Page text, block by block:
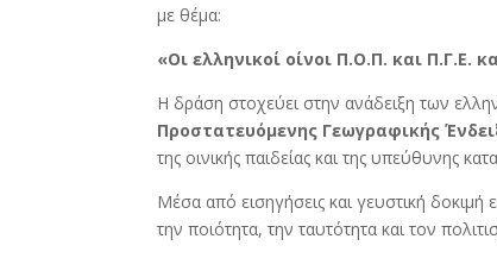
με θέμα:
«Οι ελληνικοί οίνοι Π.Ο.Π. και Π.Γ.Ε.
Η δράση στοχεύει στην ανάδειξη των
Προστατευόμενης Γεωγραφικής
της οινικής παιδείας και της υπεύθυνης
Μέσα από εισηγήσεις και γευστική
την ποιότητα, την ταυτότητα και τον